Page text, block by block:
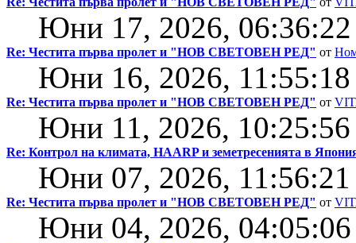
Юни 17, 2026, 06:36:22
Re: Честита първа пролет и "НОВ СВЕТОВЕН РЕД" от
Юни 16, 2026, 11:55:18
Re: Честита първа пролет и "НОВ СВЕТОВЕН РЕД" от
Юни 11, 2026, 10:25:56
Re: Контрол на климата, HAARP и земетресенията в
Юни 07, 2026, 11:56:21
Re: Честита първа пролет и "НОВ СВЕТОВЕН РЕД" от
Юни 04, 2026,